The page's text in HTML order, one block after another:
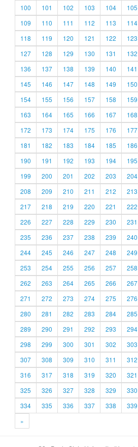
100
101 102 103 104 105
109
110 111 112 113 114
118
119 120 121 122 123
127
128 129 130 131 132
136
137 138 139 140 141
145
146 147 148 149 150
154
155 156 157 158 159
163
164 165 166 167 168
172
173 174 175 176 177
181
182 183 184 185 186
190
191 192 193 194 195
199
200 201 202 203 204
208
209 210 211 212 213
217
218 219 220 221 222
226
227 228 229 230 231
235
236 237 238 239 240
244
245 246 247 248 249
253
254 255 256 257 258
262
263 264 265 266 267
271
272 273 274 275 276
280
281 282 283 284 285
289
290 291 292 293 294
298
299 300 301 302 303
307
308 309 310 311 312
316
317 318 319 320 321
325
326 327 328 329 330
334
335 336 337 338 339
»